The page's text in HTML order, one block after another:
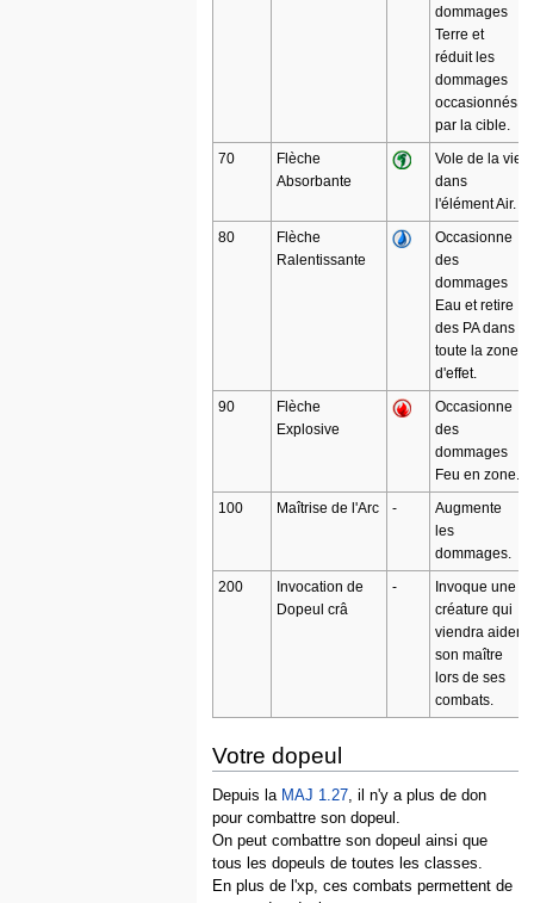
dommages
Terre et
réduit les
dommages
occasionnés
par la cible.
70
Flèche
Absorbante
Vole de la vie
dans
l'élément Air.
80
Flèche
Ralentissante
Occasionne
des
dommages
Eau et retire
des PA dans
toute la zone
d'effet.
90
Flèche
Explosive
Occasionne
des
dommages
Feu en zone.
100
Maîtrise de l'Arc -
Augmente
les
dommages.
200
Invocation de
Dopeul crâ
-
Invoque une
créature qui
viendra aider
son maître
lors de ses
combats.
Votre dopeul
Depuis la MAJ 1.27, il n'y a plus de don
pour combattre son dopeul.
On peut combattre son dopeul ainsi que
tous les dopeuls de toutes les classes.
En plus de l'xp, ces combats permettent de